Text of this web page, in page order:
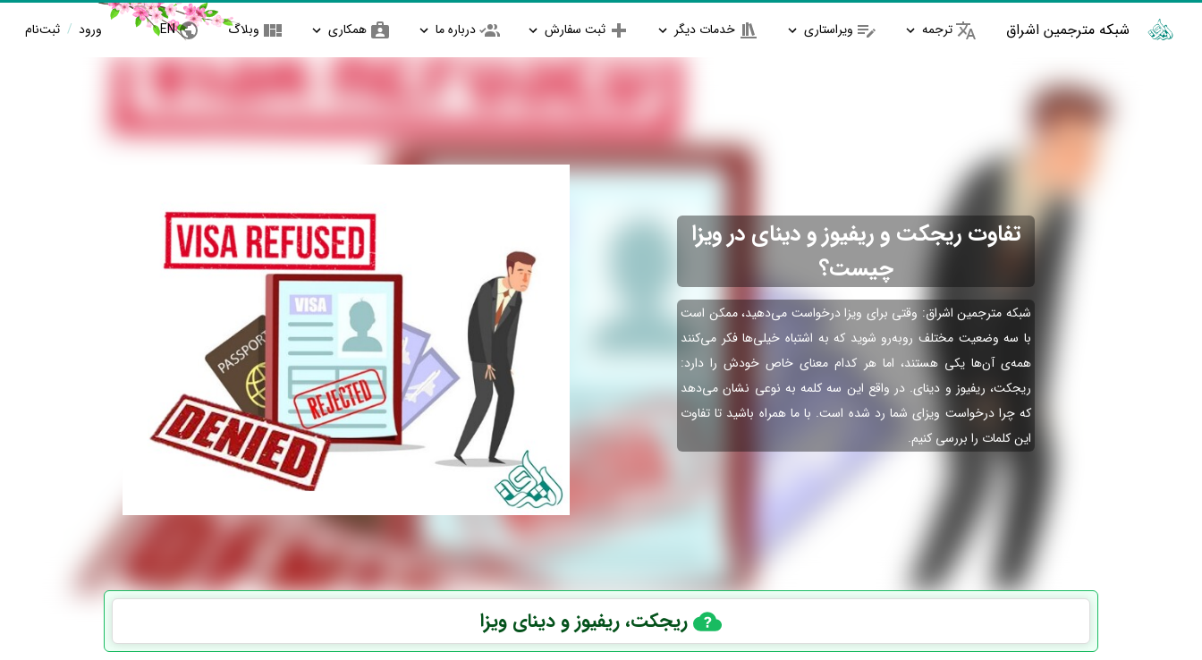
شبکه مترجمین اشراق ترجمه ویراستاری خدمات دیگر ثبت سفارش درباره ما همکاری وبلاگ EN ورود / ثبت‌نام
تفاوت ریجکت و ریفیوز و دینای در ویزا
چیست؟
شبکه مترجمین اشراق: وقتی برای ویزا درخواست می‌دهید، ممکن است
با سه وضعیت مختلف روبه‌رو شوید که به اشتباه خیلی‌ها فکر می‌کنند
همه‌ی آن‌ها یکی هستند، اما هر کدام معنای خاص خودش را دارد:
ریجکت، ریفیوز و دینای. در واقع این سه کلمه به نوعی نشان می‌دهد
که چرا درخواست ویزای شما رد شده است. با ما همراه باشید تا تفاوت
این کلمات را بررسی کنیم.
ریجکت، ریفیوز و دینای ویزا